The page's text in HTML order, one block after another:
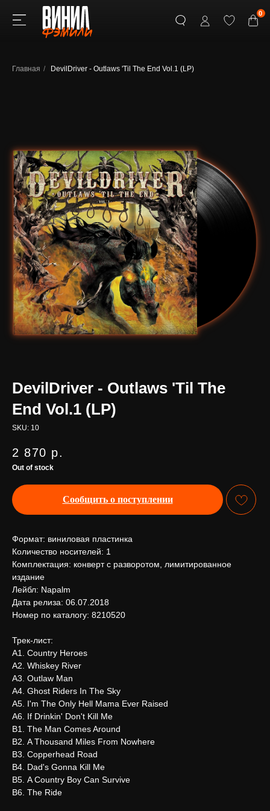
Главная / DevilDriver - Outlaws 'Til The End Vol.1 (LP)
DevilDriver - Outlaws 'Til The
End Vol.1 (LP)
SKU: 10
2 870 р.
Out of stock
Сообщить о поступлении
Формат: виниловая пластинка
Количество носителей: 1
Комплектация: конверт с разворотом, лимитированное
издание
Лейбл: Napalm
Дата релиза: 06.07.2018
Номер по каталогу: 8210520
Трек-лист:
А1. Country Heroes
А2. Whiskey River
А3. Outlaw Man
А4. Ghost Riders In The Sky
А5. I'm The Only Hell Mama Ever Raised
А6. If Drinkin' Don't Kill Me
В1. The Man Comes Around
В2. A Thousand Miles From Nowhere
В3. Copperhead Road
В4. Dad's Gonna Kill Me
В5. A Country Boy Can Survive
В6. The Ride